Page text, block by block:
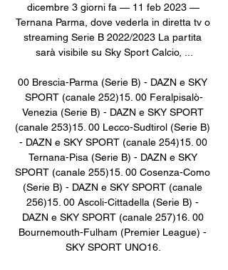
dicembre 3 giorni fa — 11 feb 2023 —
Ternana Parma, dove vederla in diretta tv o
streaming Serie B 2022/2023 La partita
sarà visibile su Sky Sport Calcio, ...
00 Brescia-Parma (Serie B) - DAZN e SKY
SPORT (canale 252)15. 00 Feralpisalò-
Venezia (Serie B) - DAZN e SKY SPORT
(canale 253)15. 00 Lecco-Sudtirol (Serie B)
- DAZN e SKY SPORT (canale 254)15. 00
Ternana-Pisa (Serie B) - DAZN e SKY
SPORT (canale 255)15. 00 Cosenza-Como
(Serie B) - DAZN e SKY SPORT (canale
256)15. 00 Ascoli-Cittadella (Serie B) -
DAZN e SKY SPORT (canale 257)16. 00
Bournemouth-Fulham (Premier League) -
SKY SPORT UNO16.